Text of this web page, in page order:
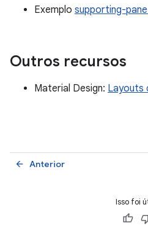
Exemplo supporting-
Outros recursos
Material Design: Layouts
Anterior
arrow_back
Isso foi